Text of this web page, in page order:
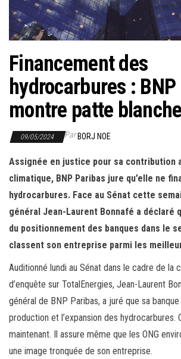
Financement des
hydrocarbures :
montre patte blanche
09/05/2024 ParBORJ NOE
Assignée en justice pour sa contribution
climatique, BNP Paribas jure qu’elle ne
hydrocarbures. Face au Sénat cette
général Jean-Laurent Bonnafé a déclaré
du positionnement des banques dans le
classent son entreprise parmi les
Auditionné lundi au Sénat dans le cadre de la
d’enquête sur TotalEnergies, Jean-Laurent
général de BNP Paribas, a juré que sa
production et l’expansion des hydrocarbures.
maintenant. Il assure même que les ONG
une image tronquée de son entreprise.